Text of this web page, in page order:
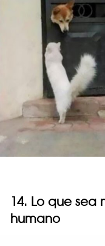
14. Lo que sea
humano